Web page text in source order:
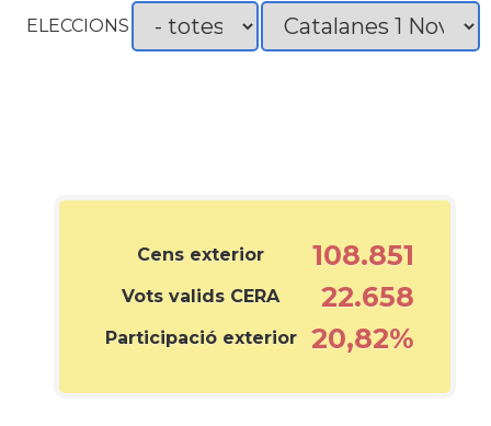
ELECCIONS
Cens exterior 108.851
Vots valids CERA 22.658
Participació exterior 20,82%